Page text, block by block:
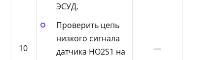
10
ЭСУД.
Проверить цепь
низкого сигнала
датчика HO2S1 на
—